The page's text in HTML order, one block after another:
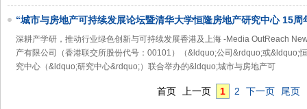
“城市与房地产可持续发展论坛暨清华大学恒隆房地产研究中心 15周
深耕产学研，推动行业绿色创新与可持续发展香港及上海 -Media OutReach
产有限公司（香港联交所股份代号：00101）（&ldquo;公司&rdquo;或&ldquo;
究中心（&ldquo;研究中心&rdquo;）联合举办的&ldquo;城市与房地产可
首页 上一页 1 2 下一页 尾页